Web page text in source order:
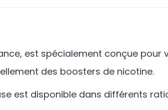
est spécialement conçue
des boosters de nicotine.
est disponible dans différents